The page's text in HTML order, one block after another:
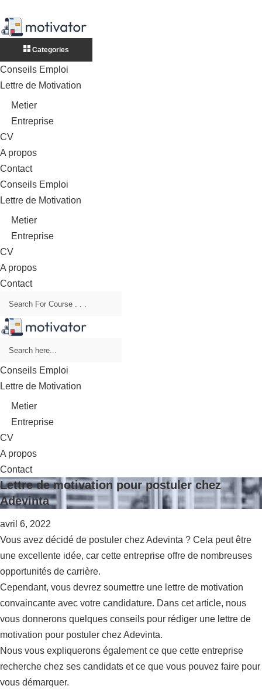
Categories
Conseils Emploi
Lettre de Motivation
Metier
Entreprise
CV
A propos
Contact
Conseils Emploi
Lettre de Motivation
Metier
Entreprise
CV
A propos
Contact
Conseils Emploi
Lettre de Motivation
Metier
Entreprise
CV
A propos
Contact
Lettre de motivation pour postuler chez
Adevinta
avril 6, 2022
Vous avez décidé de postuler chez Adevinta ? Cela peut être
une excellente idée, car cette entreprise offre de nombreuses
opportunités de carrière.
Cependant, vous devrez soumettre une lettre de motivation
convaincante avec votre candidature. Dans cet article, nous
vous donnerons quelques conseils pour rédiger une lettre de
motivation pour postuler chez Adevinta.
Nous vous expliquerons également ce que cette entreprise
recherche chez ses candidats et ce que vous pouvez faire pour
vous démarquer.